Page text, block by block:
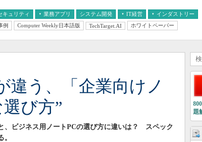
キュリティ 業務アプリ システム開発 IT経営
経営とIT
インダストリー
医療IT
例 Computer Weekly日本語版 TechTarget.AI ホワイトペーパー
違う、「企業向けノ
び方”
、ビジネス用ノートPCの選び方に違いは？ スペック
題